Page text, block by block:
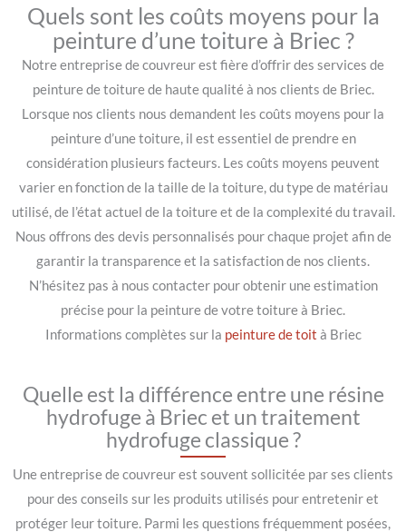
Quels sont les coûts moyens pour la
peinture d’une toiture à Briec ?
Notre entreprise de couvreur est fière d’offrir des services de
peinture de toiture de haute qualité à nos clients de Briec.
Lorsque nos clients nous demandent les coûts moyens pour la
peinture d’une toiture, il est essentiel de prendre en
considération plusieurs facteurs. Les coûts moyens peuvent
varier en fonction de la taille de la toiture, du type de matériau
utilisé, de l’état actuel de la toiture et de la complexité du travail.
Nous offrons des devis personnalisés pour chaque projet afin de
garantir la transparence et la satisfaction de nos clients.
N’hésitez pas à nous contacter pour obtenir une estimation
précise pour la peinture de votre toiture à Briec.
Informations complètes sur la peinture de toit à Briec
Quelle est la différence entre une résine
hydrofuge à Briec et un traitement
hydrofuge classique ?
Une entreprise de couvreur est souvent sollicitée par ses clients
pour des conseils sur les produits utilisés pour entretenir et
protéger leur toiture. Parmi les questions fréquemment posées,